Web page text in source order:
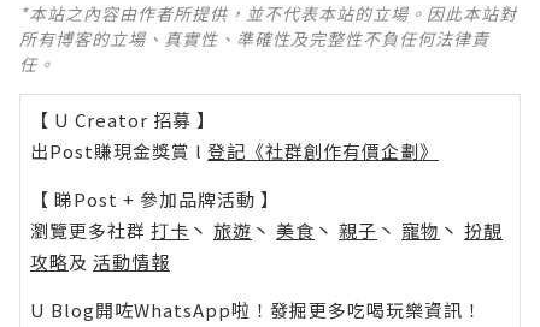
*本站之內容由作者所提供，並不代表本站的立場。因此本站對
所有博客的立場、真實性、準確性及完整性不負任何法律責
任。
【 U Creator 招募 】
出Post賺現金獎賞 l 登記《社群創作有價企劃》
【 睇Post + 參加品牌活動 】
瀏覽更多社群 打卡 丶 旅遊 丶 美食 丶 親子 丶 寵物 丶 扮靚
攻略及 活動情報
U Blog開咗WhatsApp啦！發掘更多吃喝玩樂資訊！